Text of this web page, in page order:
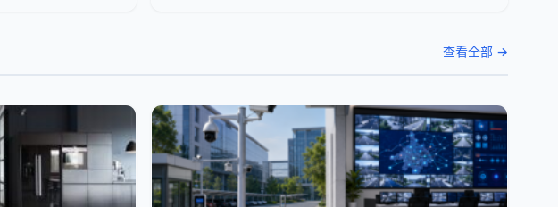
查看全部 →